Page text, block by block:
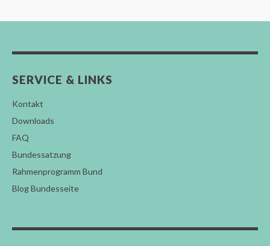
SERVICE & LINKS
Kontakt
Downloads
FAQ
Bundessatzung
Rahmenprogramm Bund
Blog Bundesseite